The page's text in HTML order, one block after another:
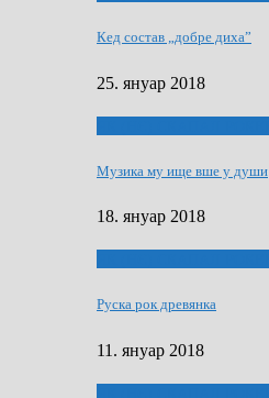
Кед состав „добре диха”
25. януар 2018
Музика му ище вше у души
18. януар 2018
Руска рок древянка
11. януар 2018